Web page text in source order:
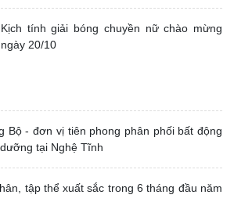
Kịch tính giải bóng chuyền nữ chào mừng
ngày 20/10
Đất Xanh Bắc Trung Bộ - đơn vị tiên phong
phân phối bất động sản cao cấp – nghỉ